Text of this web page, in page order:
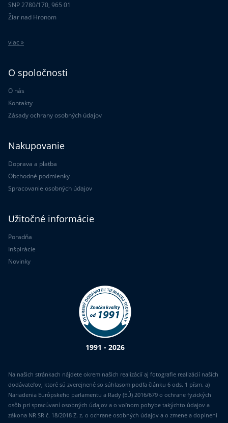
SNP 2780/170, 965 01
Žiar nad Hronom
viac »
O spoločnosti
O nás
Kontakty
Zásady ochrany osobných údajov
Nakupovanie
Doprava a platba
Obchodné podmienky
Spracovanie osobných údajov
Užitočné informácie
Poradňa
Inšpirácie
Novinky
1991 - 2026
Na našich stránkach nájdete okrem našich realizácií aj fotografie realizácií našich
dodávateľov, ktoré sú zverejnené so súhlasom podľa článku 6 ods. 1 písm. a)
Nariadenia Európskeho parlamentu a Rady (EÚ) 2016/679 o ochrane fyzických
osôb pri spracúvaní osobných údajov a o voľnom pohybe takýchto údajov a
zákona NR SR č. 18/2018 Z. z. o ochrane osobných údajov a o zmene a doplnení